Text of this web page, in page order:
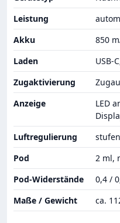
Leistung
Akku
850
Laden
USB-
Zugaktivierung
Anzeige
LED
Luftregulierung
Pod
2 ml,
Pod-Widerstände
0,4 /
Maße / Gewicht
ca.